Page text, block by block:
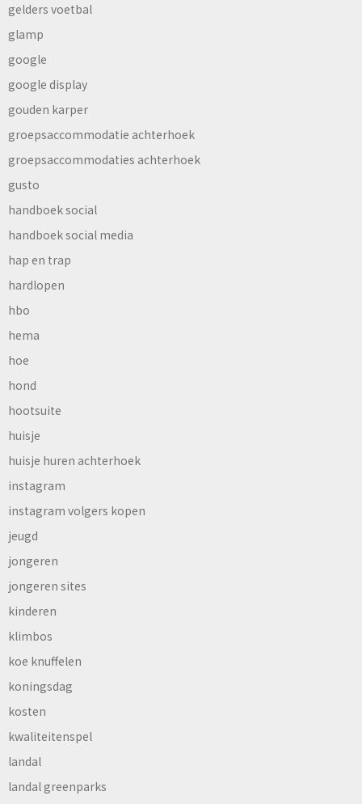
gelders voetbal
glamp
google
google display
gouden karper
groepsaccommodatie achterhoek
groepsaccommodaties achterhoek
gusto
handboek social
handboek social media
hap en trap
hardlopen
hbo
hema
hoe
hond
hootsuite
huisje
huisje huren achterhoek
instagram
instagram volgers kopen
jeugd
jongeren
jongeren sites
kinderen
klimbos
koe knuffelen
koningsdag
kosten
kwaliteitenspel
landal
landal greenparks